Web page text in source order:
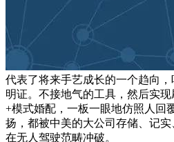
代表了将来手艺成长的一个趋向
明证。不接地气的工具，然后实
+模式婚配，一板一眼地仿照人回
扬，都被中美的大公司存储、记
在无人驾驶范畴冲破。